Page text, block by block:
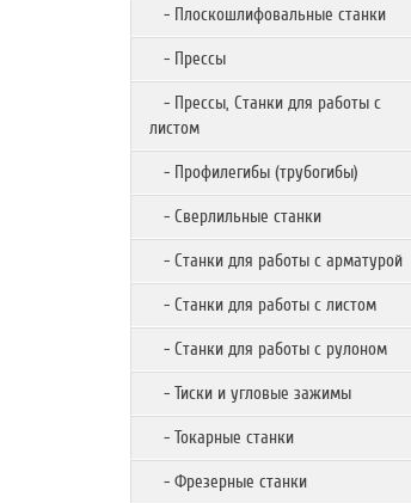
- Плоскошлифовальные станки
- Прессы
- Прессы, Станки для работы с
листом
- Профилегибы (трубогибы)
- Сверлильные станки
- Станки для работы с арматурой
- Станки для работы с листом
- Станки для работы с рулоном
- Тиски и угловые зажимы
- Токарные станки
- Фрезерные станки